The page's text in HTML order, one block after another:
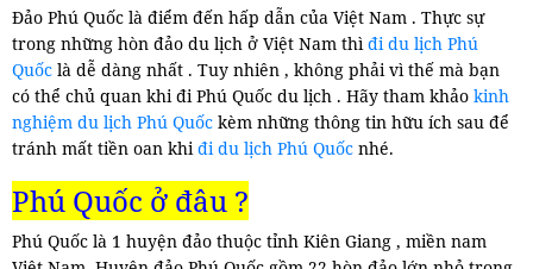
Đảo Phú Quốc là điểm đến hấp dẫn của Việt Nam . Thực sự
trong những hòn đảo du lịch ở Việt Nam thìđi du lịch Phú
Quốc là dễ dàng nhất . Tuy nhiên , không phải vì thế mà bạn
có thể chủ quan khi đi Phú Quốc du lịch . Hãy tham khảo kinh
nghiệm du lịch Phú Quốc kèm những thông tin hữu ích sau để
tránh mất tiền oan khiđi du lịch Phú Quốc nhé.
Phú Quốc ở đâu ?
Phú Quốc là 1 huyện đảo thuộc tỉnh Kiên Giang , miền nam